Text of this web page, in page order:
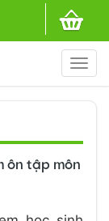
ôn tập môn